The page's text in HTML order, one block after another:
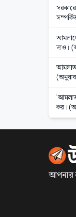
দাও।
কর।
আপনার